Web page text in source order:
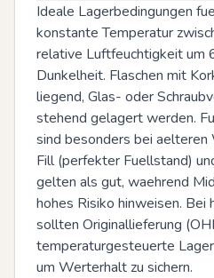
Ideale Lagerbedingungen
konstante Temperatur
relative Luftfeuchtigkeit um
Dunkelheit. Flaschen mit
liegend, Glas- oder
stehend gelagert werden.
sind besonders bei aelteren
Fill (perfekter Fuellstand)
gelten als gut, waehrend
hohes Risiko hinweisen. Bei
sollten Originallieferung
temperaturgesteuerte
um Werterhalt zu sichern.